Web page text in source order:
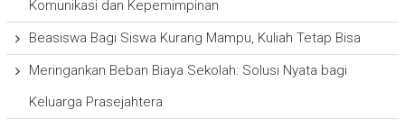
Komunikasi dan Kepemimpinan
Beasiswa Bagi Siswa Kurang Mampu, Kuliah Tetap Bisa
Meringankan Beban Biaya Sekolah: Solusi Nyata bagi
Keluarga Prasejahtera